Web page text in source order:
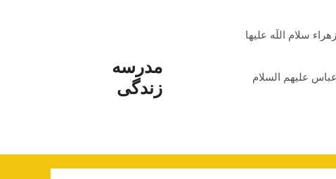
مدرسه
زندگی
سلام اللَه علیها
علیهم السلام